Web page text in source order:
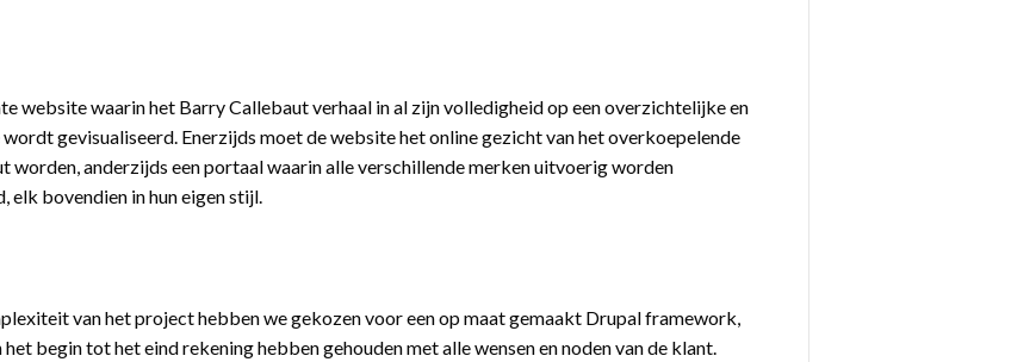
website waarin het Barry Callebaut verhaal in al zijn volledigheid op een overzichtelijke en
gevisualiseerd. Enerzijds moet de website het online gezicht van het overkoepelende
worden, anderzijds een portaal waarin alle verschillende merken uitvoerig worden
elk bovendien in hun eigen stijl.
van het project hebben we gekozen voor een op maat gemaakt Drupal framework,
begin tot het eind rekening hebben gehouden met alle wensen en noden van de klant.